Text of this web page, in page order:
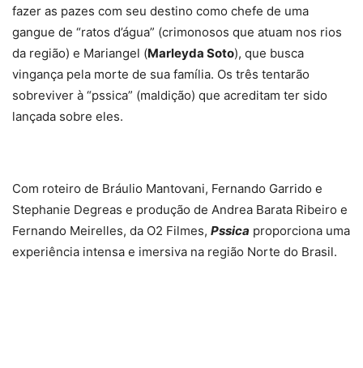
fazer as pazes com seu destino como chefe de uma
gangue de “ratos d’água” (crimonosos que atuam nos rios
da região) e Mariangel (Marleyda Soto), que busca
vingança pela morte de sua família. Os três tentarão
sobreviver à “pssica” (maldição) que acreditam ter sido
lançada sobre eles.
Com roteiro de Bráulio Mantovani, Fernando Garrido e
Stephanie Degreas e produção de Andrea Barata Ribeiro e
Fernando Meirelles, da O2 Filmes, Pssica proporciona uma
experiência intensa e imersiva na região Norte do Brasil.